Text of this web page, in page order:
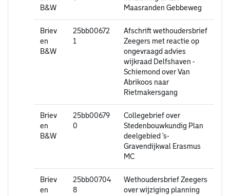
B&W
Maasranden Gebbeweg
Briev
en
B&W
25bb00672
1
Afschrift wethoudersbrief
Zeegers met reactie op
ongevraagd advies
wijkraad Delfshaven -
Schiemond over Van
Abrikoos naar
Rietmakersgang
Briev
en
B&W
25bb00679
0
Collegebrief over
Stedenbouwkundig Plan
deelgebied ’s-
Gravendijkwal Erasmus
MC
Briev
en
25bb00704
8
Wethoudersbrief Zeegers
over wijziging planning